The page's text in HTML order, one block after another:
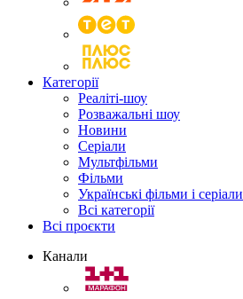
Категорії
Реаліті-шоу
Розважальні шоу
Новини
Серіали
Мультфільми
Фільми
Українські фільми і серіали
Всі категорії
Всі проєкти
Канали